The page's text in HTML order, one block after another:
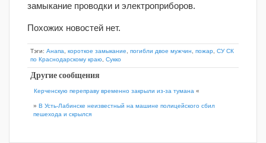
замыкание проводки и электроприборов.
Похожих новостей нет.
Тэги: Анапа короткое замыкание погибли двое мужчин пожар СУ СК
по Краснодарскому краю
Сукко
Другие сообщения
Керченскую переправу временно закрыли из-за тумана «
» В Усть-Лабинске неизвестный на машине полицейского сбил
пешехода и скрылся